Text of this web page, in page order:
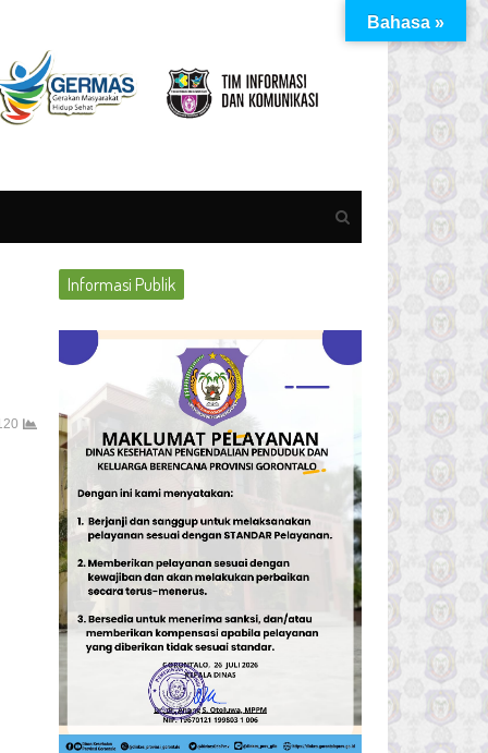
Open
search
panel
Informasi Publik
Bahasa »